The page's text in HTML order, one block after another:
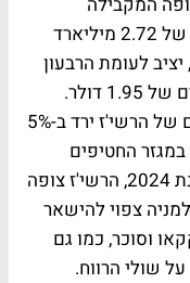
אשתקד. 2% מתחת לצפי בוול-סטריט של 2.72 מיליארד
למניה עמד על 2.02 דולר, יציב לעומת הרבעון
המקביל אשתקד ומעל צפי האנליסטים של 1.95 דולר.
היקף המכירות של החטיפים המתוקים של הרשי'ז ירד ב-5%
החטיפים
המלוחים נרשמו ירידות של 26%. לשנת 2024, הרשי'ז צופה
של 2%-3%. הרווח למניה צפוי להישאר
וסוכר, כמו גם
שולי הרווח.